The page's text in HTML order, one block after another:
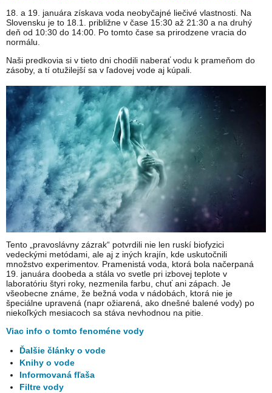
18. a 19. januára získava voda neobyčajné liečivé vlastnosti. Na
Slovensku je to 18.1. približne v čase 15:30 až 21:30 a na druhý
deň od 10:30 do 14:00. Po tomto čase sa prirodzene vracia do
normálu.
Naši predkovia si v tieto dni chodili naberať vodu k prameňom do
zásoby, a tí otužilejší sa v ľadovej vode aj kúpali.
Tento „pravoslávny zázrak“ potvrdili nie len ruskí biofyzici
vedeckými metódami, ale aj z iných krajín, kde uskutočnili
množstvo experimentov. Pramenistá voda, ktorá bola načerpaná
19. januára doobeda a stála vo svetle pri izbovej teplote v
laboratóriu štyri roky, nezmenila farbu, chuť ani zápach. Je
všeobecne známe, že bežná voda v nádobách, ktorá nie je
špeciálne upravená (napr ožiarená, ako dnešné balené vody) po
niekoľkých mesiacoch sa stáva nevhodnou na pitie.
Viac info o tomto fenoméne vody
Ďalšie články o vode
Knihy o vode
Informovaná fľaša
Filtre vody